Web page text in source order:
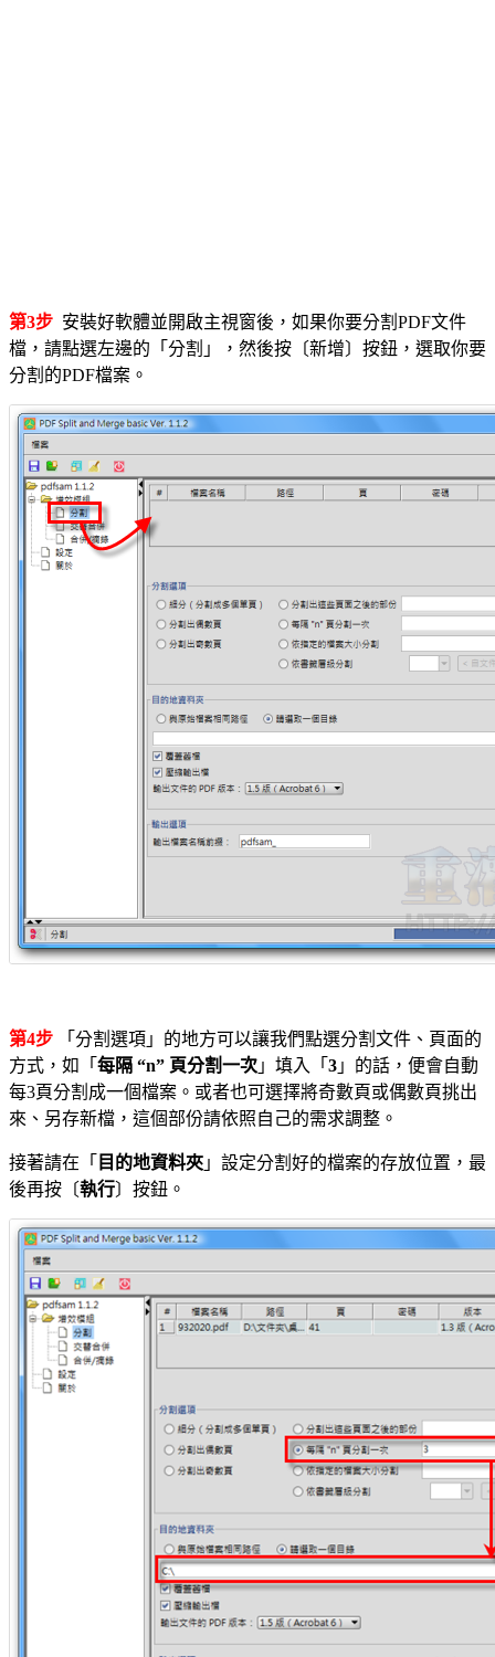
第3步 安裝好軟體並開啟主視窗後，如果你要分割PDF文件
檔，請點選左邊的「分割」，然後按〔新增〕按鈕，選取你要
分割的PDF檔案。
第4步
「分割選項」的地方可以讓我們點選分割文件、頁面的
方式，如「 每隔 “n” 頁分割一次 」填入「 3 」的話，便會自動
每3頁分割成一個檔案。或者也可選擇將奇數頁或偶數頁挑出
來、另存新檔，這個部份請依照自己的需求調整。
接著請在「 目的地資料夾 」設定分割好的檔案的存放位置，最
後再按〔執行〕按鈕。